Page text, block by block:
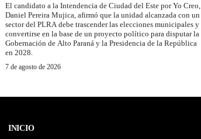
El candidato a la Intendencia de Ciudad del Este por Yo Creo,
Daniel Pereira Mujica, afirmó que la unidad alcanzada con un
sector del PLRA debe trascender las elecciones municipales y
convertirse en la base de un proyecto político para disputar la
Gobernación de Alto Paraná y la Presidencia de la República
en 2028.
7 de agosto de 2026
INICIO